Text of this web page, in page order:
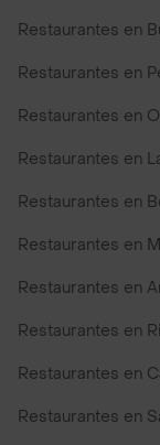
Restaurantes en
Restaurantes en
Restaurantes en
Restaurantes en
Restaurantes en
Restaurantes en
Restaurantes en
Restaurantes en
Restaurantes en
Restaurantes en